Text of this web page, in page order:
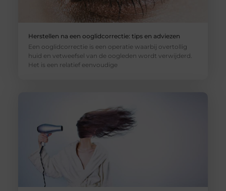
Herstellen na een ooglidcorrectie: tips en adviezen
Een ooglidcorrectie is een operatie waarbij overtollig
huid en vetweefsel van de oogleden wordt verwijderd.
Het is een relatief eenvoudige